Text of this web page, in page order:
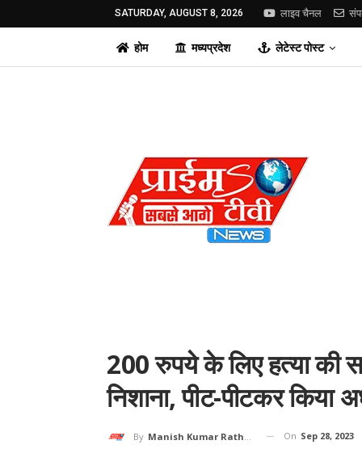
SATURDAY, AUGUST 8, 2026 लाइव चैनल
होम मध्यप्रदेश लेटेस्ट पोस्ट
200 रुपये के लिए हत्या की
निशाना, पीट-पीटकर किया
By Manish Kumar Rathore On Sep 28, 2023